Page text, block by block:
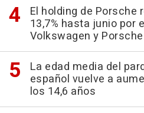
El holding de Porsche
13,7% hasta junio por
Volkswagen y Porsche
La edad media del
español vuelve a
los 14,6 años